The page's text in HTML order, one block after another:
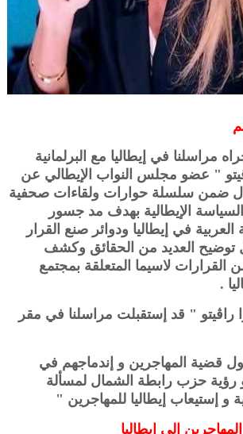
مراسلنا في إيطاليا مع البرلمانية
" عضو مجلس النواب الإيطالي عن
ضمن سلسلة حوارات ولقاءات صحفية
الإيطالية بهدف مد جسور
العربية في إيطاليا ودوائر صنع القرار
توضيح العديد من الحقائق وكشف
القرارات لاسيما المتعلقة بمجتمع
.
راڤيتو " قد إستقبلت مراسلنا في مقر
قضية المهاجرين و إندماجهم في
و رؤية حزب رابطة الشمال لمسألة
و إستيعاب إيطاليا للمهاجرين "
إلي إيطاليا